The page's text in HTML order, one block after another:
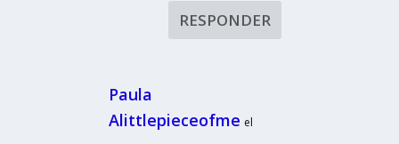
RESPONDER
Paula
Alittlepieceofme el